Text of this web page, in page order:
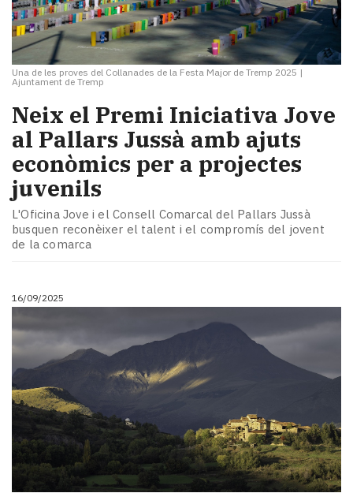
Una de les proves del Collanades de la Festa Major de Tremp 2025 |
Ajuntament de Tremp
Neix el Premi Iniciativa Jove
al Pallars Jussà amb ajuts
econòmics per a projectes
juvenils
L'Oficina Jove i el Consell Comarcal del Pallars Jussà
busquen reconèixer el talent i el compromís del jovent
de la comarca
16/09/2025